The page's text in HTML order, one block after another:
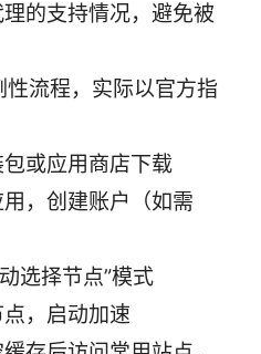
的支持情况，避免被
流程，实际以官方指
或应用商店下载
，创建账户（如需
选择节点”模式
，启动加速